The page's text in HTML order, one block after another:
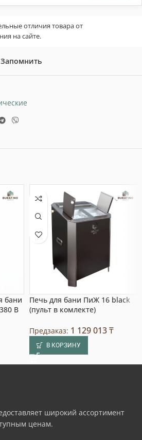
отличия товара от
на сайте.
Запомнить
бани
В
Печь для бани ПиЖ 16 black
(пульт в комлекте)
Предзаказ: 1 129 013₸
В КОРЗИНУ
широкий ассортимент
ценам.